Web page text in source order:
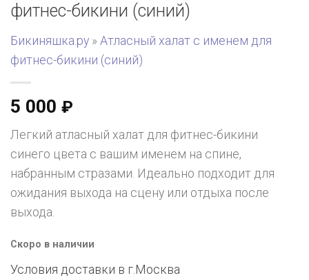
фитнес-бикини (синий)
Бикиняшка.ру » Атласный халат с именем для
фитнес-бикини (синий)
5 000 ₽
Легкий атласный халат для фитнес-бикини
синего цвета с вашим именем на спине,
набранным стразами. Идеально подходит для
ожидания выхода на сцену или отдыха после
выхода.
Скоро в наличии
Условия доставки в г. Москва